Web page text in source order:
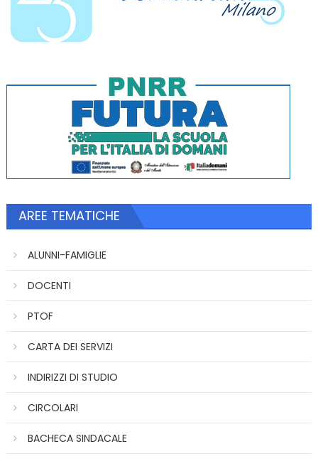
AREE TEMATICHE
ALUNNI-FAMIGLIE
DOCENTI
PTOF
CARTA DEI SERVIZI
INDIRIZZI DI STUDIO
CIRCOLARI
BACHECA SINDACALE